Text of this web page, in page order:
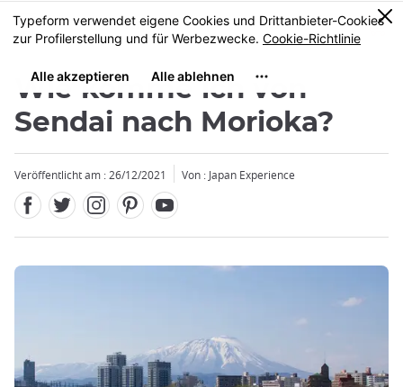
Größe
MENU
0
Wie komme ich von
Sendai nach Morioka?
Veröffentlicht am : 26/12/2021 Von : Japan Experience
Schließen